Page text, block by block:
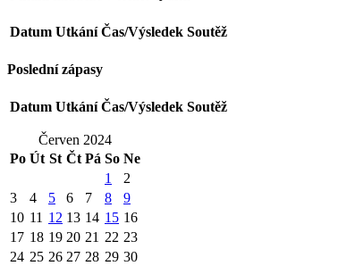
Datum Utkání Čas/Výsledek Soutěž
Poslední zápasy
Datum Utkání Čas/Výsledek Soutěž
Červen 2024
Po Út St Čt Pá So Ne
1
2
3
4 5 6 7 8
9
10 11 12 13 14 15 16
17 18 19 20 21 22 23
24 25 26 27 28 29 30